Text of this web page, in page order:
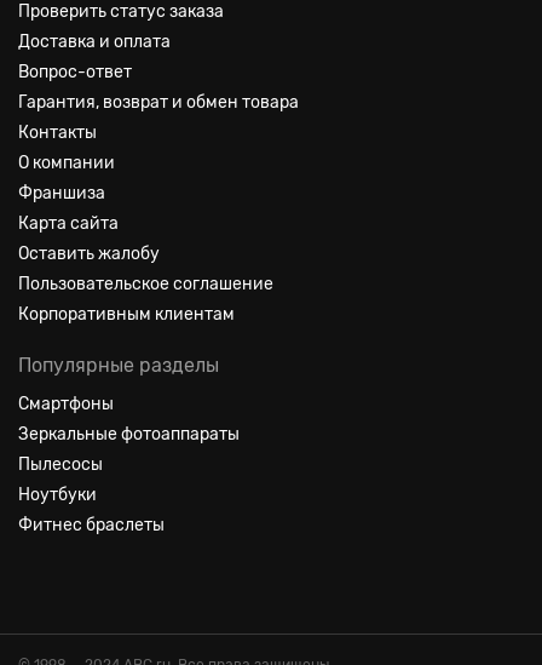
Проверить статус заказа
Доставка и оплата
Вопрос-ответ
Гарантия, возврат и обмен товара
Контакты
О компании
Франшиза
Карта сайта
Оставить жалобу
Пользовательское соглашение
Корпоративным клиентам
Популярные разделы
Смартфоны
Зеркальные фотоаппараты
Пылесосы
Ноутбуки
Фитнес браслеты